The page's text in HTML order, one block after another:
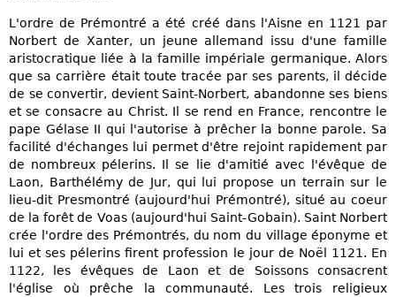
L'ordre de Prémontré a été créé dans l'Aisne en 1121 par
Norbert de Xanter, un jeune allemand issu d'une famille
aristocratique liée à la famille impériale germanique. Alors
que sa carrière était toute tracée par ses parents, il décide
de se convertir, devient Saint-Norbert, abandonne ses biens
et se consacre au Christ. Il se rend en France, rencontre le
pape Gélase II qui l'autorise à prêcher la bonne parole. Sa
facilité d'échanges lui permet d'être rejoint rapidement par
de nombreux pélerins. Il se lie d'amitié avec l'évêque de
Laon, Barthélémy de Jur, qui lui propose un terrain sur le
lieu-dit Presmontré (aujourd'hui Prémontré), situé au coeur
de la forêt de Voas (aujourd'hui Saint-Gobain). Saint Norbert
crée l'ordre des Prémontrés, du nom du village éponyme et
lui et ses pélerins firent profession le jour de Noël 1121. En
1122, les évêques de Laon et de Soissons consacrent
l'église où prêche la communauté. Les trois religieux